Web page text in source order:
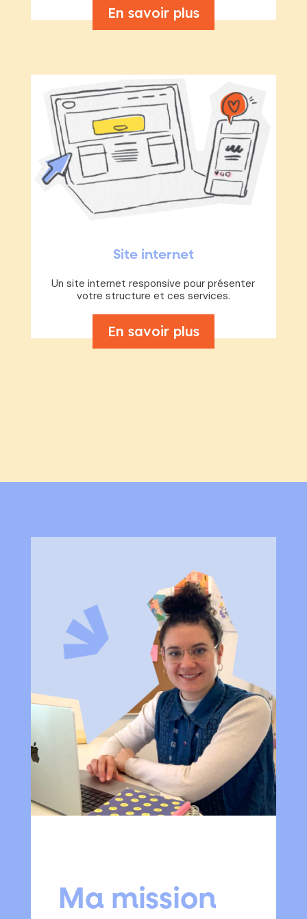
En savoir plus
Site internet
Un site internet responsive pour présenter
votre structure et ces services.
En savoir plus
Ma mission